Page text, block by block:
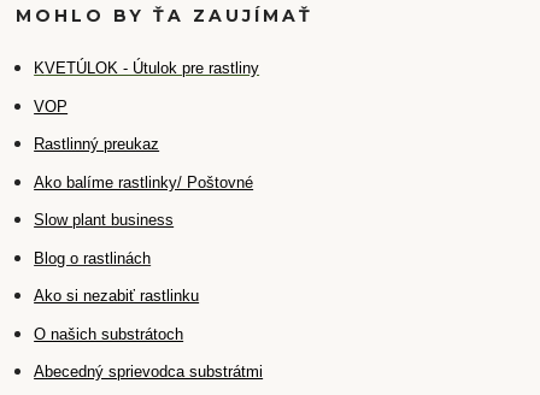
MOHLO BY ŤA ZAUJÍMAŤ
KVETÚLOK - Útulok pre rastliny
VOP
Rastlinný preukaz
Ako balíme rastlinky/ Poštovné
Slow plant business
Blog o rastlinách
Ako si nezabiť rastlinku
O našich substrátoch
Abecedný sprievodca substrátmi